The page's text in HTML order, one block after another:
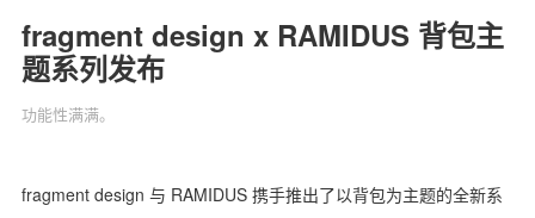
科 技
fragment design x RAMIDUS 背包主
题系列发布
功能性满满。
fragment design 与 RAMIDUS 携手推出了以背包为主题的全新系